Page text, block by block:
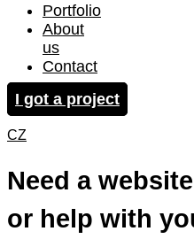
Portfolio
About
us
Contact
I got a project
CZ
Need a
or help with